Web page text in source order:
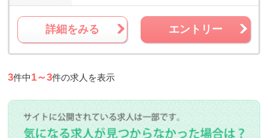
詳細をみる エントリー
3件中1～3件の求人を表示